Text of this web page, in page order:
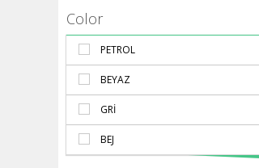
Color
PETROL
BEYAZ
GRI
BEJ